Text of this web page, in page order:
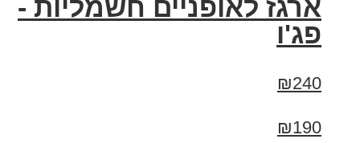
ארגז לאופניים חשמליות -
פג'ו
₪240
₪190